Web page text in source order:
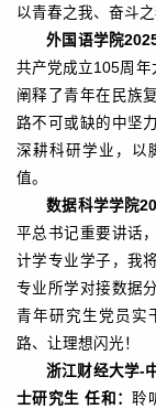
以青春之我、奋斗
外国语学院
共产党成立105周年
阐释了青年在民族
路不可或缺的中坚
深耕科研学业，以
值。
数据科学学院
平总书记重要讲话
计学专业学子，我
专业所学对接数据
青年研究生党员实
路、让理想闪光！
浙江财经大学-
士研究生 任和：聆